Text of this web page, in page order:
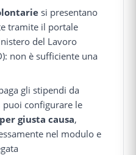
si presentano
tramite il portale
del Lavoro
non è sufficiente una
gli stipendi da
puoi configurare le
per giusta causa,
nel modulo e